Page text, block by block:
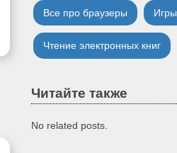
Все про браузеры Игры
Чтение электронных книг
Читайте также
No related posts.